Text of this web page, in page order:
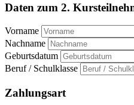
Daten zum 2.
Vorname
Nachname
Geburtsdatum
Beruf / Schulklasse
Zahlungsart